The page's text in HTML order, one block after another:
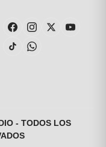
- TODOS LOS